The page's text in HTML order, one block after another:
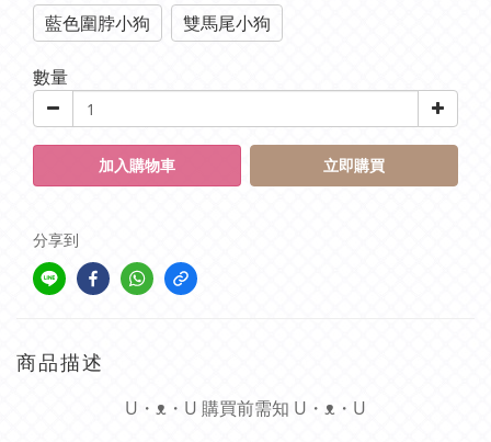
藍色圍脖小狗
雙馬尾小狗
數量
加入購物車 立即購買
分享到
商品描述
U・ᴥ・U 購買前需知 U・ᴥ・U